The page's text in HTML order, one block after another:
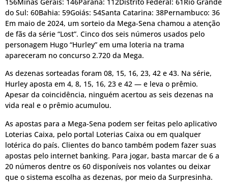
do Sul: 60Bahia: 59Goiás: 54Santa Catarina: 38Pernambuco: 36
Em maio de 2024, um sorteio da Mega-Sena chamou a atenção
de fãs da série “Lost”. Cinco dos seis números usados pelo
personagem Hugo “Hurley” em uma loteria na trama
apareceram no concurso 2.720 da Mega.
As dezenas sorteadas foram 08, 15, 16, 23, 42 e 43. Na série,
Hurley aposta em 4, 8, 15, 16, 23 e 42 — e leva o prêmio.
Apesar da coincidência, ninguém acertou as seis dezenas na
vida real e o prêmio acumulou.
As apostas para a Mega-Sena podem ser feitas pelo aplicativo
Loterias Caixa, pelo portal Loterias Caixa ou em qualquer
lotérica do país. Clientes do banco também podem fazer suas
apostas pelo internet banking. Para jogar, basta marcar de 6 a
20 números dentre os 60 disponíveis nos volantes ou deixar
que o sistema escolha as dezenas, por meio da Surpresinha.